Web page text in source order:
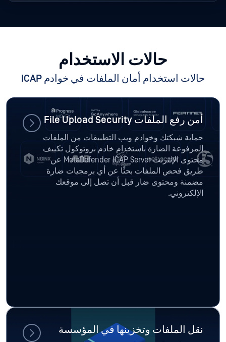
حالات الاستخدام
حالات استخدام أمان الملفات في خوادم ICAP
أمن رفع الملفات File Upload Security
حماية شبكتك وخوادم ويب التطبيقات من الملفات
المرفوعة الضارة باستخدام خادم بروتوكول تكييف
محتوى الإنترنت MetaDefender ICAP Server عن
طريق فحص الملفات بحثًا عن أي برمجيات ضارة
مضمنة ومحتوى ضار قبل أن تصل إلى موقعك
الإلكتروني.
نقل الملفات وتخزينها في المؤسسة